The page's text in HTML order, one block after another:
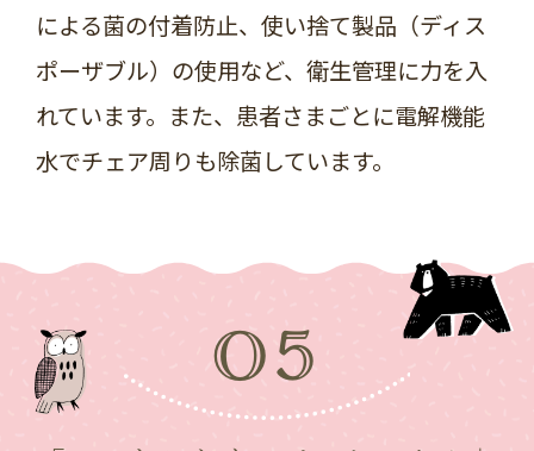
による菌の付着防止、使い捨て製品（ディス
ポーザブル）の使用など、衛生管理に力を入
れています。また、患者さまごとに電解機能
水でチェア周りも除菌しています。
05